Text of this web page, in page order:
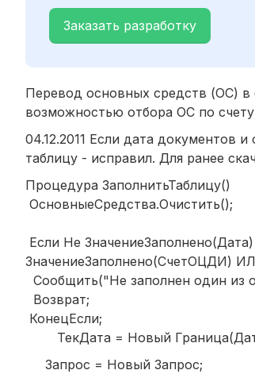
Заказать разработку
Перевод основных средств (ОС)
возможностью отбора ОС по счету
04.12.2011 Если дата документов
таблицу - исправил. Для ранее
Процедура ЗаполнитьТаблицу()
ОсновныеСредства.Очистить();
Если Не
ЗначениеЗаполнено(СчетОЦДИ)
Сообщить("Не заполнен один из
Возврат;
КонецЕсли;
ТекДата = Новый
Запрос = Новый Запрос;